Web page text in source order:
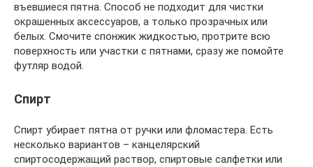
въевшиеся пятна. Способ не подходит для чистки
окрашенных аксессуаров, а только прозрачных или
белых. Смочите спонжик жидкостью, протрите всю
поверхность или участки с пятнами, сразу же помойте
футляр водой.
Спирт
Спирт убирает пятна от ручки или фломастера. Есть
несколько вариантов – канцелярский
спиртосодержащий раствор, спиртовые салфетки или